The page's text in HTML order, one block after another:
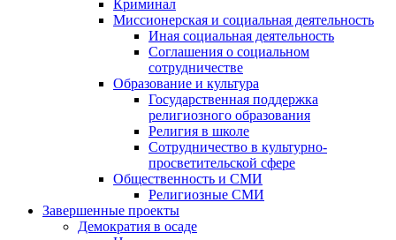
Криминал
Миссионерская и социальная деятельность
Иная социальная деятельность
Соглашения о социальном
сотрудничестве
Образование и культура
Государственная поддержка
религиозного образования
Религия в школе
Сотрудничество в культурно-
просветительской сфере
Общественность и СМИ
Религиозные СМИ
Завершенные проекты
Демократия в осаде